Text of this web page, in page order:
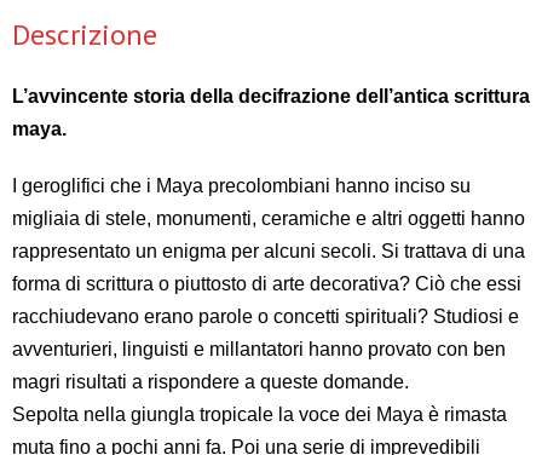
Descrizione
L’avvincente storia della decifrazione dell’antica scrittura
maya.
I geroglifici che i Maya precolombiani hanno inciso su
migliaia di stele, monumenti, ceramiche e altri oggetti hanno
rappresentato un enigma per alcuni secoli. Si trattava di una
forma di scrittura o piuttosto di arte decorativa? Ciò che essi
racchiudevano erano parole o concetti spirituali? Studiosi e
avventurieri, linguisti e millantatori hanno provato con ben
magri risultati a rispondere a queste domande.
Sepolta nella giungla tropicale la voce dei Maya è rimasta
muta fino a pochi anni fa. Poi una serie di imprevedibili